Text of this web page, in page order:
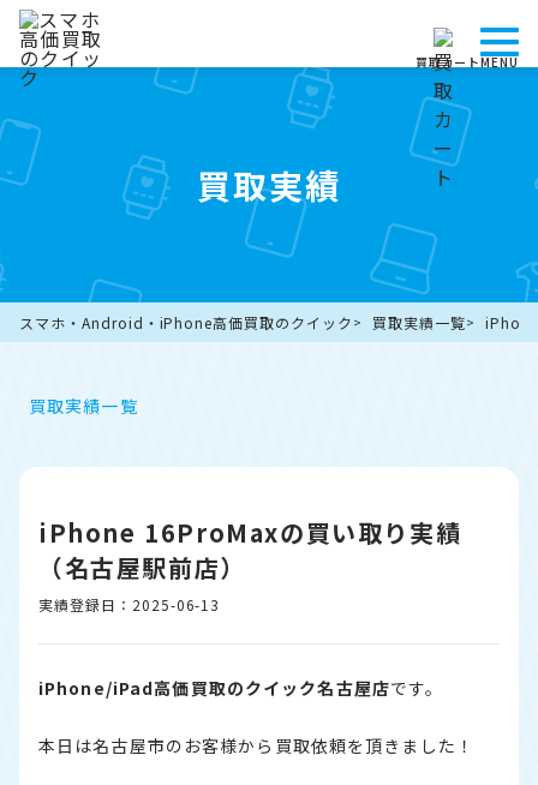
買取カートMENU
買取実績
スマホ・Android・iPhone高価買取のクイック 買取実績一覧
買取実績一覧
iPhone 16ProMaxの買い取り実績
（名古屋駅前店）
実績登録日：2025-06-13
iPhone/iPad高価買取のクイック名古屋店です。
本日は名古屋市のお客様から買取依頼を頂きました！